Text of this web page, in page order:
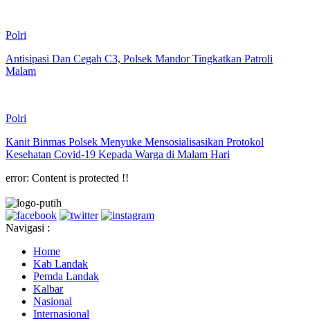
Polri
Antisipasi Dan Cegah C3, Polsek Mandor Tingkatkan Patroli
Malam
Polri
Kanit Binmas Polsek Menyuke Mensosialisasikan Protokol
Kesehatan Covid-19 Kepada Warga di Malam Hari
error: Content is protected !!
Navigasi :
Home
Kab Landak
Pemda Landak
Kalbar
Nasional
Internasional